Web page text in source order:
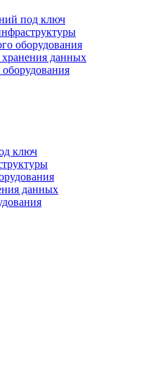
под ключ
оборудования
данных
ключ
данных